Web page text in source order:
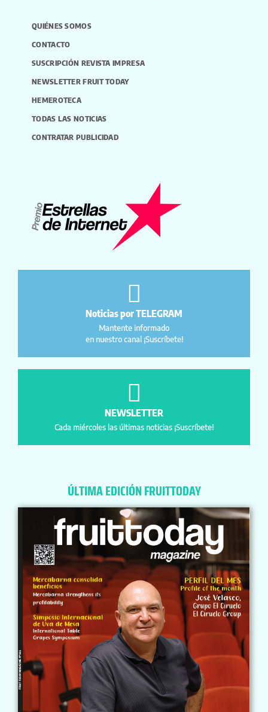
QUIÉNES SOMOS
CONTACTO
SUSCRIPCIÓN REVISTA IMPRESA
NEWSLETTER FRUIT TODAY
HEMEROTECA
TODAS LAS NOTICIAS
CONTRATAR PUBLICIDAD
Noticias por TELEGRAM
Mantente informado
en nuestro canal ¡Suscríbete!
NEWSLETTER
Cada miércoles las últimas noticias ¡Suscríbete!
ÚLTIMA EDICIÓN FRUITTODAY